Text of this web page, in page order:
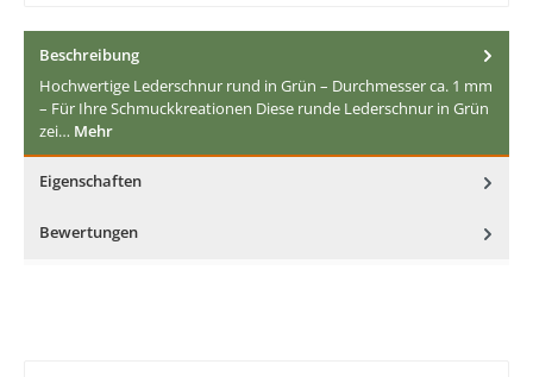
Beschreibung
Hochwertige Lederschnur rund in Grün – Durchmesser ca. 1 mm
– Für Ihre Schmuckkreationen Diese runde Lederschnur in Grün
zei… Mehr
Eigenschaften
Bewertungen